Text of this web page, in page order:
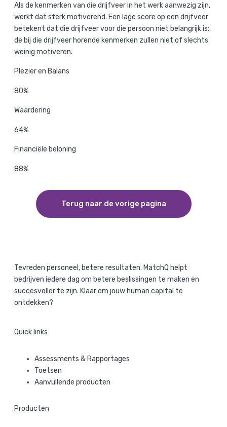
Als de kenmerken van die drijfveer in het werk aanwezig zijn,
werkt dat sterk motiverend. Een lage score op een drijfveer
betekent dat die drijfveer voor die persoon niet belangrijk is;
de bij die drijfveer horende kenmerken zullen niet of slechts
weinig motiveren.
Plezier en Balans
80%
Waardering
64%
Financiële beloning
88%
Terug naar de vorige pagina
Tevreden personeel, betere resultaten. MatchQ helpt
bedrijven iedere dag om betere beslissingen te maken en
succesvoller te zijn. Klaar om jouw human capital te
ontdekken?
Quick links
Assessments & Rapportages
Toetsen
Aanvullende producten
Producten